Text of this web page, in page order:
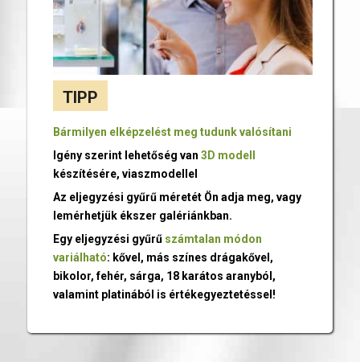
TIPP
Bármilyen elképzelést meg tudunk valósítani
Igény szerint lehetőség van 3D modell
készítésére, viaszmodellel
Az eljegyzési gyűrű méretét Ön adja meg, vagy
lemérhetjük ékszer galériánkban.
Egy eljegyzési gyűrű számtalan módon
variálható: kővel, más színes drágakővel,
bikolor, fehér, sárga, 18 karátos aranyból,
valamint platinából is értékegyeztetéssel!